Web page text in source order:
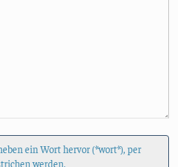
ein Wort hervor (*wort*), per
werden.